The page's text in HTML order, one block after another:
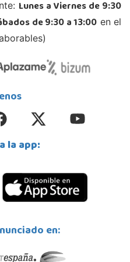
Lunes a Viernes de 9:30
de 9:30 a 13:00 en el
la app:
en: